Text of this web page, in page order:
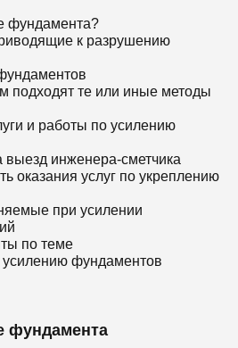
фундамента?
к разрушению
подходят те или иные методы
и работы по усилению
выезд инженера-сметчика
оказания услуг по укреплению
при усилении
по теме
фундаментов
фундамента